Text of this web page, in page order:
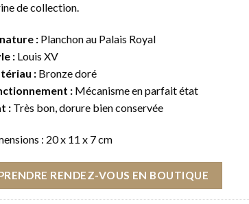
de collection.
: Planchon au Palais Royal
: Louis XV
: Bronze doré
: Mécanisme en parfait état
: Très bon, dorure bien conservée
: 20 x 11 x 7 cm
RENDEZ-VOUS EN BOUTIQUE